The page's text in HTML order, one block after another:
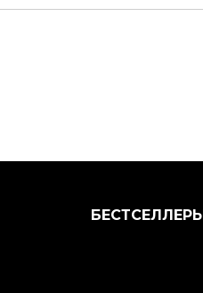
БЕСТСЕЛЛЕРЫ